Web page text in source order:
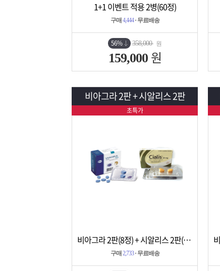
상세보기 담기
1+1 이벤트 적용 2병(60정)
구매 4,444· 무료배송
56% 358,000 원
159,000 원
비아그라 2판 + 시알리스 2판
상세보기 담기
비아그라 2판(8정) + 시알리스 2판(8정)
구매 2,733· 무료배송
초특가